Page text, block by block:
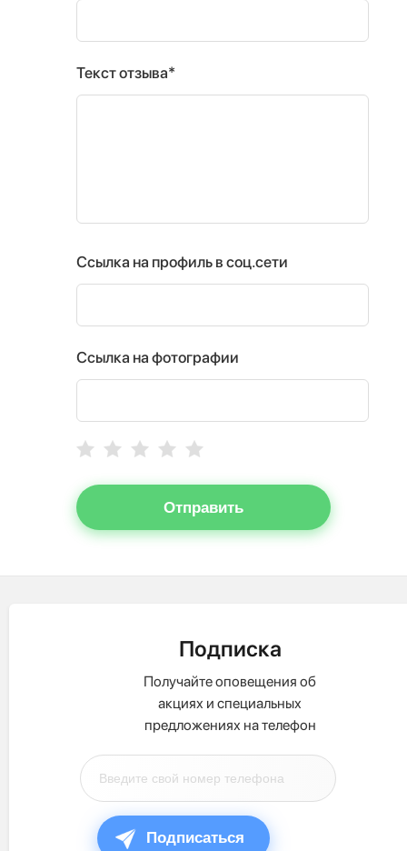
Текст отзыва*
Ссылка на профиль в соц.сети
Ссылка на фотографии
Отправить
Подписка
Получайте оповещения об
акциях и специальных
предложениях на телефон
Подписаться